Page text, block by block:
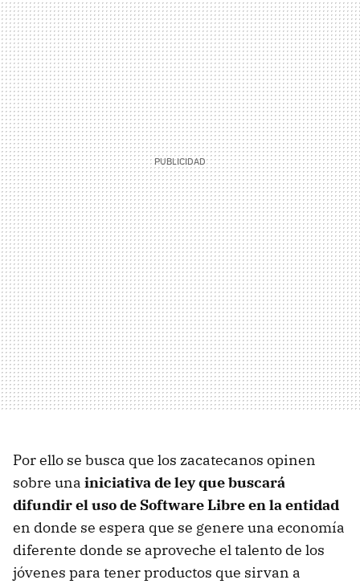
Por ello se busca que los zacatecanos opinen
sobre una iniciativa de ley que buscará
difundir el uso de Software Libre en la entidad
en donde se espera que se genere una economía
diferente donde se aproveche el talento de los
jóvenes para tener productos que sirvan a